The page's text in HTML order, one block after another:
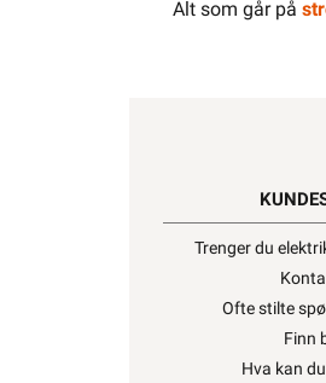
Alt som går på
Trenger du
Ofte stilte
Finn
Hva kan